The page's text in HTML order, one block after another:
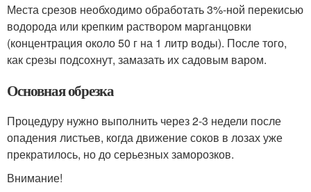
Места срезов необходимо обработать 3%-ной перекисью
водорода или крепким раствором марганцовки
(концентрация около 50 г на 1 литр воды). После того,
как срезы подсохнут, замазать их садовым варом.
Основная обрезка
Процедуру нужно выполнить через 2-3 недели после
опадения листьев, когда движение соков в лозах уже
прекратилось, но до серьезных заморозков.
Внимание!